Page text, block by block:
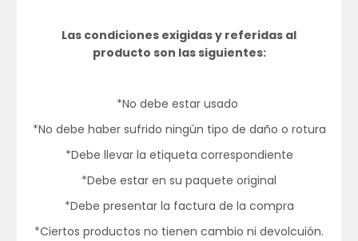
Las condiciones exigidas y referidas al
producto son las siguientes:
*No debe estar usado
*No debe haber sufrido ningún tipo de daño o rotura
*Debe llevar la etiqueta correspondiente
*Debe estar en su paquete original
*Debe presentar la factura de la compra
*Ciertos productos no tienen cambio ni devolcuión.